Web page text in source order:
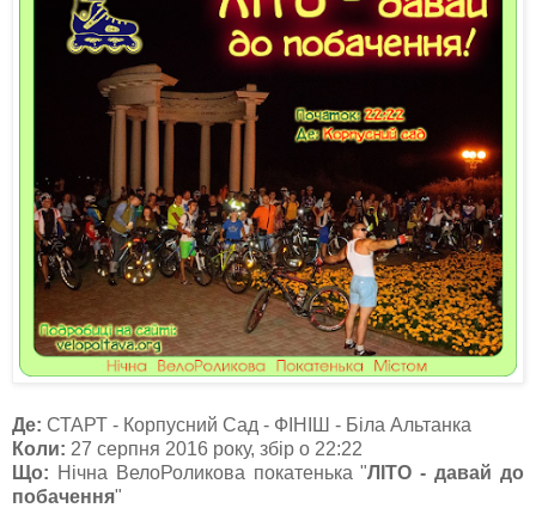
Де: СТАРТ - Корпусний Сад - ФІНІШ - Біла Альтанка
Коли: 27 серпня 2016 року, збір о 22:22
Що: Нічна ВелоРоликова покатенька "ЛІТО - давай до
побачення"